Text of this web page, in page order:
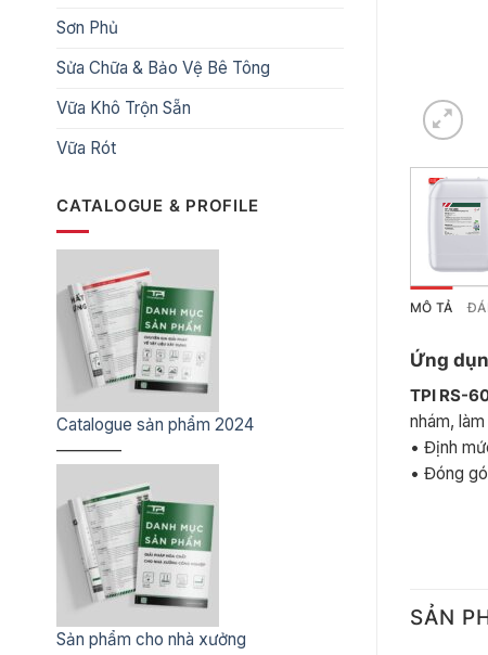
Sơn Phủ
Sửa Chữa & Bảo Vệ Bê Tông
Vữa Khô Trộn Sẵn
Vữa Rót
CATALOGUE & PROFILE
Catalogue sản phẩm 2024
————
Sản phẩm cho nhà xưởng
MÔ TẢ
Ứng
TPI RS-
nhám,
• Định
• Đóng
SẢN